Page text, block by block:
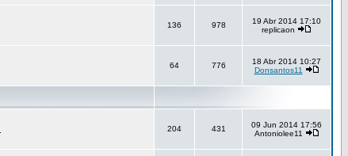
136 978
19 Abr 2014 17:10
replicaon
64 776
18 Abr 2014 10:27
Donsantos11
204 431
09 Jun 2014 17:56
Antoniolee11